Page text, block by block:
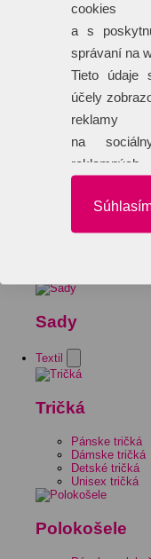
Sady
Textil
Tričká
Pánske tričká
Dámske tričká
Detské tričká
Unisex tričká
Polokošele
cookies
a s
správaní na
Tieto údaje
účely
reklamy
na